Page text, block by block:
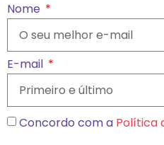
Nome
E-mail
Concordo com a Política